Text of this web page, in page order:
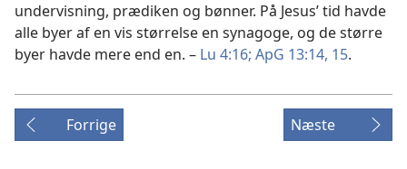
undervisning, prædiken og bønner. På Jesus’ tid havde
alle byer af en vis størrelse en synagoge, og de større
byer havde mere end en. – Lu 4:16; ApG 13:14, 15.
Forrige Næste